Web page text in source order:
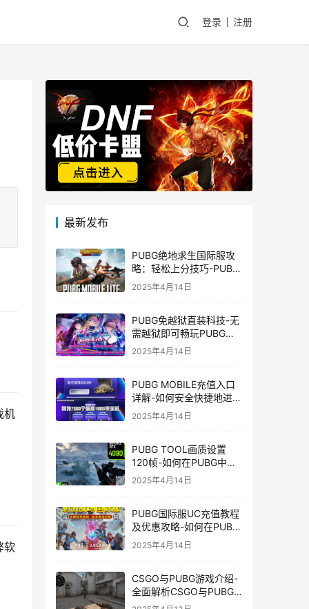
登录 注册
机
软
最新发布
PUBG绝地求生国际服攻
略：轻松上分技巧-PUBG
绝地求生国际服新手入门
2025年4月14日
PUBG免越狱直装科技-无
需越狱即可畅玩PUBG的
安装技巧
2025年4月14日
PUBG MOBILE充值入口
详解-如何安全快捷地进行
PUBG MOBILE充值
2025年4月14日
PUBG TOOL画质设置
120帧-如何在PUBG中使
用PUBG TOOL实现120
2025年4月14日
PUBG国际服UC充值教程
及优惠攻略-如何在PUBG
国际服中进行高效且安全
的UC充值
2025年4月14日
CSGO与PUBG游戏介绍-
全面解析CSGO与PUBG
这两款热门射击游戏